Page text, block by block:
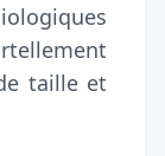
taille et